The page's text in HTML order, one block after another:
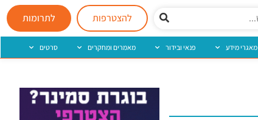
להצטרפות לתרומות
מאגרי מידע פנאי ובידור מאמרים ומחקרים סרטים